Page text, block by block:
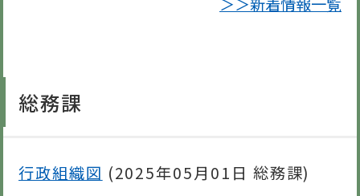
総務課
行政組織図 (2025年05月01日 総務課)